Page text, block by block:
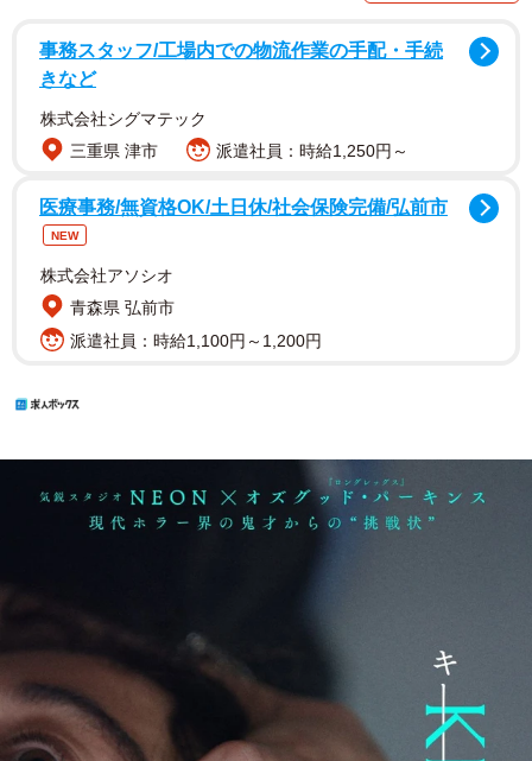
事務スタッフ/工場内での物流作業の手配・手続
きなど
株式会社シグマテック
三重県 津市
派遣社員：時給1,250円～
医療事務/無資格OK/土日休/社会保険完備/弘前市
NEW
株式会社アソシオ
青森県 弘前市
派遣社員：時給1,100円～1,200円